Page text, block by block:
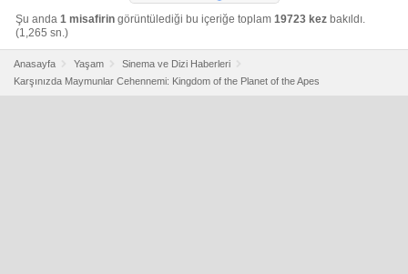
Şu anda 1 misafirin görüntülediği bu içeriğe toplam 19723 kez bakıldı.
(1,265 sn.)
Anasayfa Yaşam
Sinema ve Dizi Haberleri
Karşınızda Maymunlar Cehennemi: Kingdom of the Planet of the Apes